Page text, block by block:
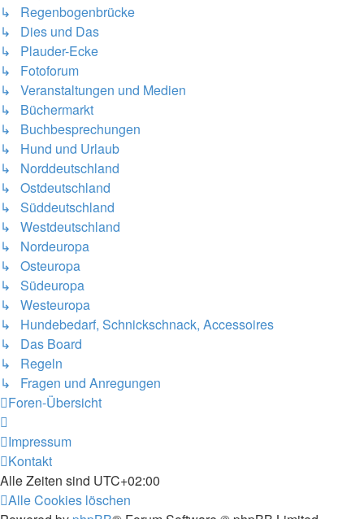
↳ Regenbogenbrücke
↳ Dies und Das
↳ Plauder-Ecke
↳ Fotoforum
↳ Veranstaltungen und Medien
↳ Büchermarkt
↳ Buchbesprechungen
↳ Hund und Urlaub
↳ Norddeutschland
↳ Ostdeutschland
↳ Süddeutschland
↳ Westdeutschland
↳ Nordeuropa
↳ Osteuropa
↳ Südeuropa
↳ Westeuropa
↳ Hundebedarf, Schnickschnack, Accessoires
↳ Das Board
↳ Regeln
↳ Fragen und Anregungen
Foren-Übersicht
Impressum
Kontakt
Alle Zeiten sind UTC+02:00
Alle Cookies löschen